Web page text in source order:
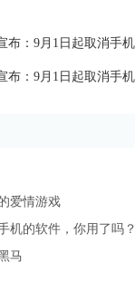
爱情游戏
机的软件，你用了吗？
马